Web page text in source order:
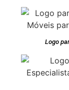
Logo